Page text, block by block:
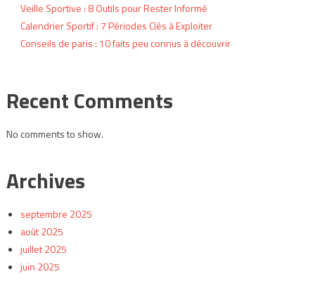
Veille Sportive : 8 Outils pour Rester Informé
Calendrier Sportif : 7 Périodes Clés à Exploiter
Conseils de paris : 10 faits peu connus à découvrir
Recent Comments
No comments to show.
Archives
septembre 2025
août 2025
juillet 2025
juin 2025